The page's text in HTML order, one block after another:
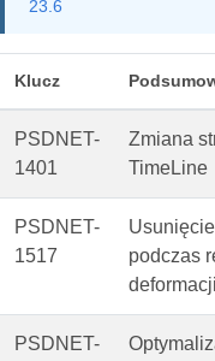
23.6
Klucz
PSDNET-
1401
Zmiana
TimeLine
PSDNET-
1517
podczas
deformacji
PSDNET-